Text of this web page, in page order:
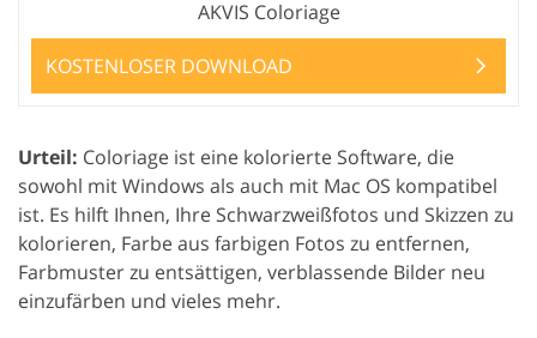
AKVIS Coloriage
KOSTENLOSER DOWNLOAD
Urteil: Coloriage ist eine kolorierte Software, die
sowohl mit Windows als auch mit Mac OS kompatibel
ist. Es hilft Ihnen, Ihre Schwarzweißfotos und Skizzen zu
kolorieren, Farbe aus farbigen Fotos zu entfernen,
Farbmuster zu entsättigen, verblassende Bilder neu
einzufärben und vieles mehr.